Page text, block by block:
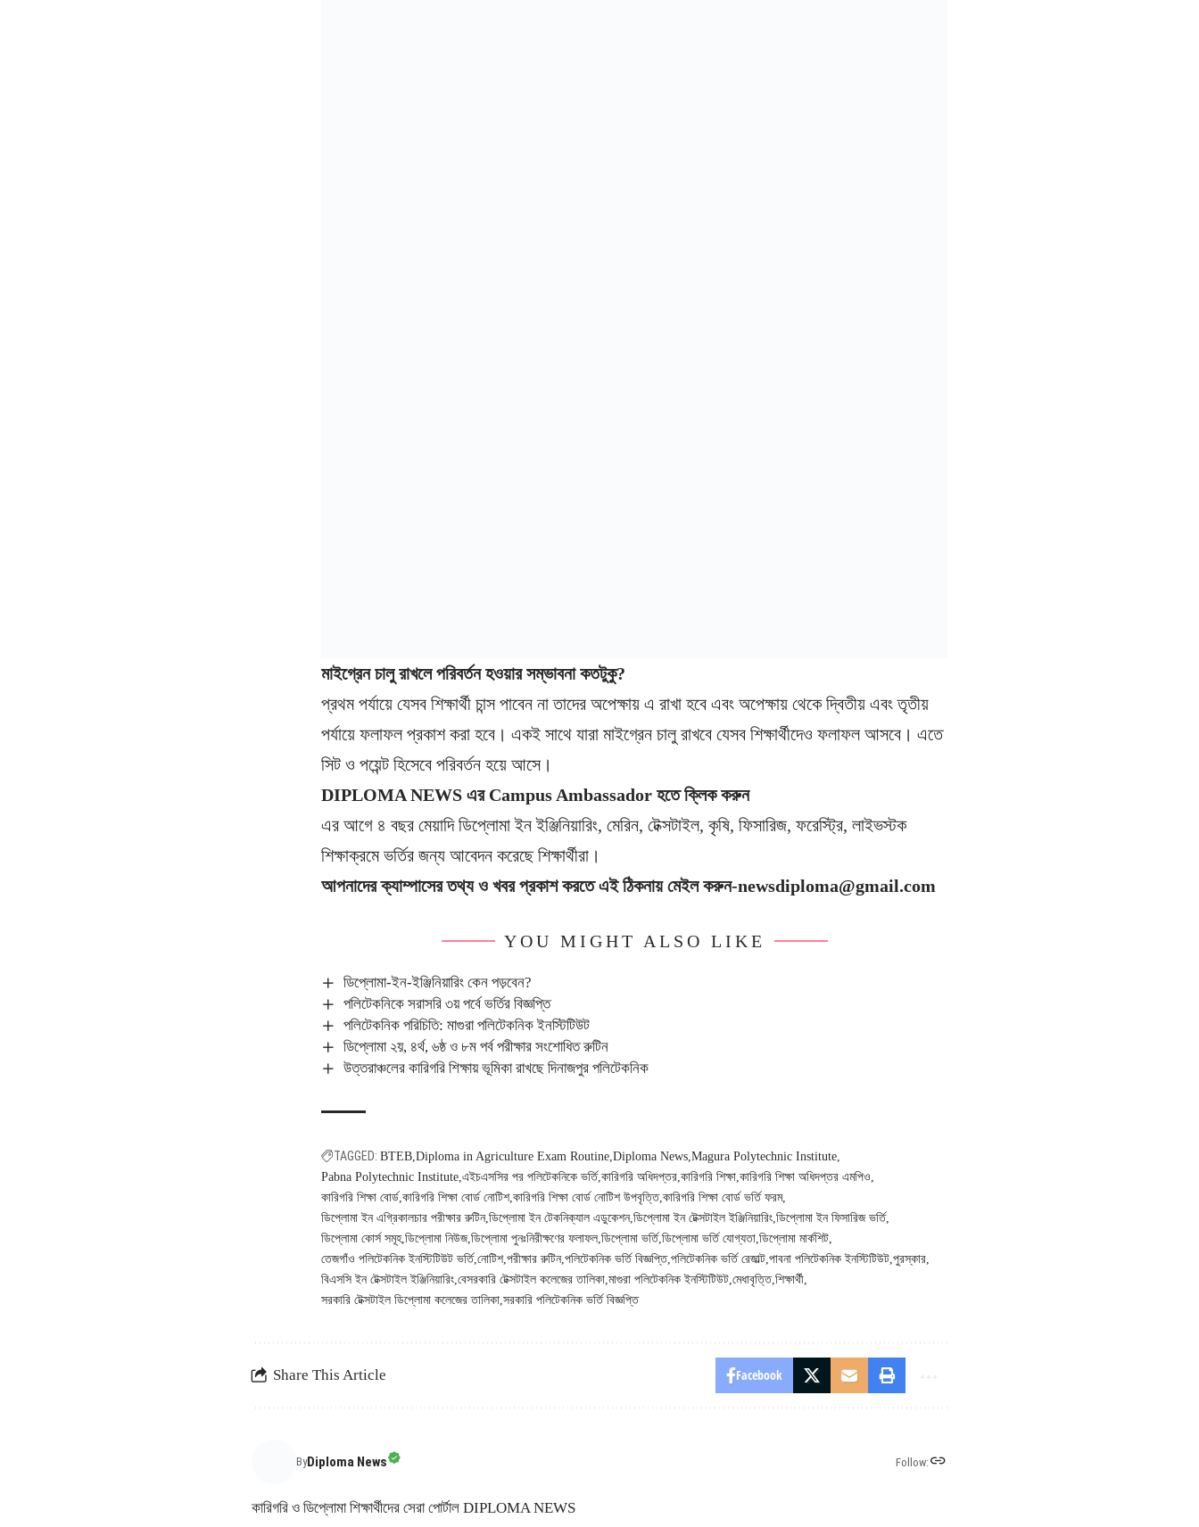
মাইগ্রেন চালু রাখলে পরিবর্তন হওয়ার সম্ভাবনা কতটুকু?
প্রথম পর্যায়ে যেসব শিক্ষার্থী চান্স পাবেন না তাদের অপেক্ষায় এ রাখা হবে এবং অপেক্ষায় থেকে দ্বিতীয় এবং তৃতীয়
পর্যায়ে ফলাফল প্রকাশ করা হবে। একই সাথে যারা মাইগ্রেন চালু রাখবে যেসব শিক্ষার্থীদেও ফলাফল আসবে। এতে
সিট ও পয়েন্ট হিসেবে পরিবর্তন হয়ে আসে।
DIPLOMA NEWS এর Campus Ambassador হতে ক্লিক করুন
এর আগে ৪ বছর মেয়াদি ডিপ্লোমা ইন ইঞ্জিনিয়ারিং, মেরিন, টেক্সটাইল, কৃষি, ফিসারিজ, ফরেস্ট্রি, লাইভস্টক
শিক্ষাক্রমে ভর্তির জন্য আবেদন করেছে শিক্ষার্থীরা।
আপনাদের ক্যাম্পাসের তথ্য ও খবর প্রকাশ করতে এই ঠিকনায় মেইল করুন-newsdiploma@gmail.com
YOU MIGHT ALSO LIKE
ডিপ্লোমা-ইন-ইঞ্জিনিয়ারিং কেন পড়বেন?
পলিটেকনিকে সরাসরি ৩য় পর্বে ভর্তির বিজ্ঞপ্তি
পলিটেকনিক পরিচিতি: মাগুরা পলিটেকনিক ইনস্টিটিউট
ডিপ্লোমা ২য়, ৪র্থ, ৬ষ্ঠ ও ৮ম পর্ব পরীক্ষার সংশোধিত রুটিন
উত্তরাঞ্চলের কারিগরি শিক্ষায় ভূমিকা রাখছে দিনাজপুর পলিটেকনিক
TAGGED: BTEB Diploma in Agriculture Exam Routine Diploma News Magura Polytechnic Institute
Pabna Polytechnic Institute এইচএসসির পর পলিটেকনিকে ভর্তি কারিগরি অধিদপ্তর কারিগরি শিক্ষা কারিগরি শিক্ষা অধিদপ্তর এমপিও
কারিগরি শিক্ষা বোর্ড কারিগরি শিক্ষা বোর্ড নোটিশ কারিগরি শিক্ষা বোর্ড নোটিশ উপবৃত্তি কারিগরি শিক্ষা বোর্ড ভর্তি ফরম
ডিপ্লোমা ইন এগ্রিকালচার পরীক্ষার রুটিন ডিপ্লোমা ইন টেকনিক্যাল এডুকেশন ডিপ্লোমা ইন টেক্সটাইল ইঞ্জিনিয়ারিং ডিপ্লোমা ইন ফিসারিজ ভর্তি
ডিপ্লোমা কোর্স সমূহ ডিপ্লোমা নিউজ ডিপ্লোমা পুনঃনিরীক্ষণের ফলাফল ডিপ্লোমা ভর্তি ডিপ্লোমা ভর্তি যোগ্যতা ডিপ্লোমা মার্কশিট
তেজগাঁও পলিটেকনিক ইনস্টিটিউট ভর্তি নোটিশ পরীক্ষার রুটিন পলিটেকনিক ভর্তি বিজ্ঞপ্তি পলিটেকনিক ভর্তি রেজাল্ট পাবনা পলিটেকনিক ইনস্টিটিউট পুরস্কার
বিএসসি ইন টেক্সটাইল ইঞ্জিনিয়ারিং বেসরকারি টেক্সটাইল কলেজের তালিকা মাগুরা পলিটেকনিক ইনস্টিটিউট মেধাবৃত্তি শিক্ষার্থী
সরকারি টেক্সটাইল ডিপ্লোমা কলেজের তালিকা সরকারি পলিটেকনিক ভর্তি বিজ্ঞপ্তি
Share This Article Facebook
ByDiploma News Follow:
কারিগরি ও ডিপ্লোমা শিক্ষার্থীদের সেরা পোর্টাল DIPLOMA NEWS